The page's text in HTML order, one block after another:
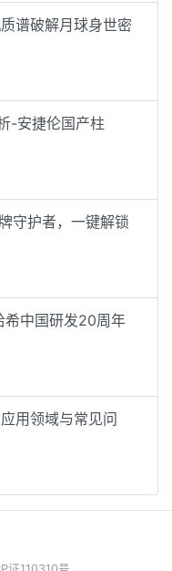
谱破解月球身世密
-安捷伦国产柱
守护者，一键解锁
希中国研发20周年
用领域与常见问